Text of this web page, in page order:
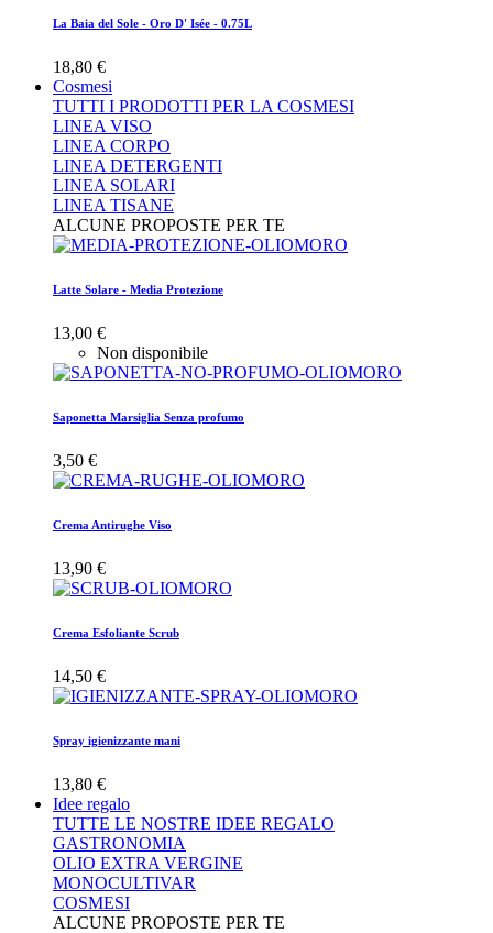
La Baia del Sole - Oro D' Isée - 0.75L
18,80 €
Cosmesi
TUTTI I PRODOTTI PER LA COSMESI
LINEA VISO
LINEA CORPO
LINEA DETERGENTI
LINEA SOLARI
LINEA TISANE
ALCUNE PROPOSTE PER TE
Latte Solare - Media Protezione
13,00 €
Non disponibile
Saponetta Marsiglia Senza profumo
3,50 €
Crema Antirughe Viso
13,90 €
Crema Esfoliante Scrub
14,50 €
Spray igienizzante mani
13,80 €
Idee regalo
TUTTE LE NOSTRE IDEE REGALO
GASTRONOMIA
OLIO EXTRA VERGINE
MONOCULTIVAR
COSMESI
ALCUNE PROPOSTE PER TE